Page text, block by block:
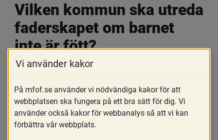
Vilken kommun ska utreda
faderskapet om barnet
inte är fött?
Skriv ut
Om en faderskapsutredning inleds före ett barns
födelse, bör socialnämnden i den kommun där modern
Vi använder kakor
På mfof.se använder vi nödvändiga kakor för att
webbplatsen ska fungera på ett bra sätt för dig. Vi
använder också kakor för webbanalys så att vi kan
förbättra vår webbplats.